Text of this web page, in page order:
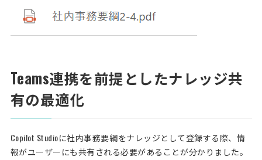
Teams連携を前提としたナレッジ共
有の最適化
Copilot Studioに社内事務要綱をナレッジとして登録する際、情
報がユーザーにも共有される必要があることが分かりました。